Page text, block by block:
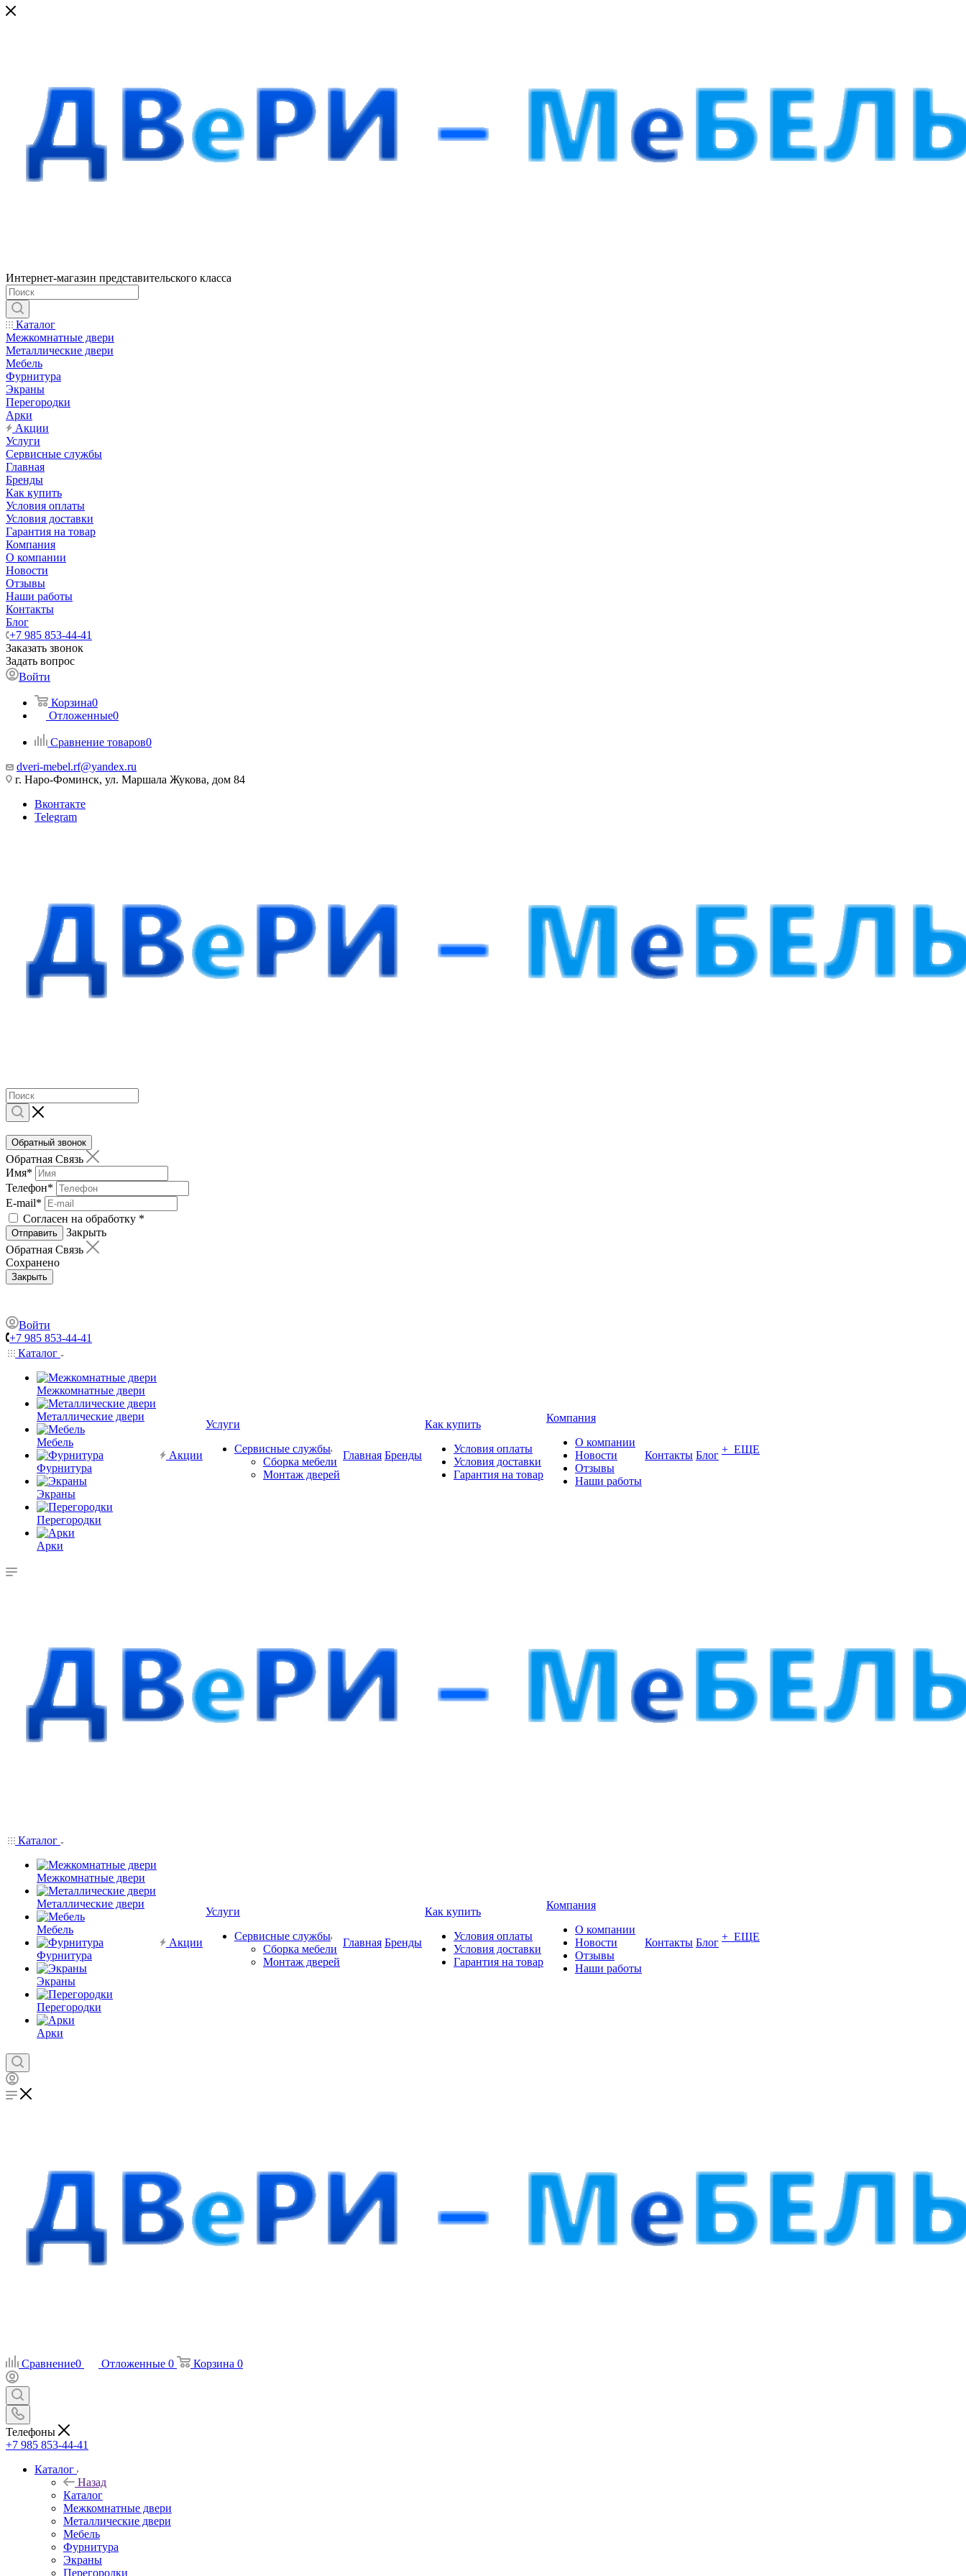
Интернет-магазин представительского класса
Каталог
Межкомнатные двери
Металлические двери
Мебель
Фурнитура
Экраны
Перегородки
Арки
Акции
Услуги
Сервисные службы
Главная
Бренды
Как купить
Условия оплаты
Условия доставки
Гарантия на товар
Компания
О компании
Новости
Отзывы
Наши работы
Контакты
Блог
+7 985 853-44-41
Заказать звонок
Задать вопрос
Войти
Корзина0
Отложенные0
Сравнение товаров0
dveri-mebel.rf@yandex.ru
г. Наро-Фоминск, ул. Маршала Жукова, дом 84
Вконтакте
Telegram
Обратный звонок
Обратная Связь
Имя*
Телефон*
E-mail*
Согласен на обработку *
Отправить
Закрыть
Обратная Связь
Сохранено
Закрыть
Войти
+7 985 853-44-41
Каталог
Межкомнатные двери
Металлические двери
Мебель
Фурнитура
Экраны
Перегородки
Арки
Акции
Услуги
Сервисные службы
Сборка мебели
Монтаж дверей
Главная Бренды
Как купить
Условия оплаты
Условия доставки
Гарантия на товар
Компания
О компании
Новости
Отзывы
Наши работы
Контакты Блог + ЕЩЕ
Каталог
Межкомнатные двери
Металлические двери
Мебель
Фурнитура
Экраны
Перегородки
Арки
Акции
Услуги
Сервисные службы
Сборка мебели
Монтаж дверей
Главная Бренды
Как купить
Условия оплаты
Условия доставки
Гарантия на товар
Компания
О компании
Новости
Отзывы
Наши работы
Контакты Блог + ЕЩЕ
Сравнение0 Отложенные 0 Корзина 0
Телефоны
+7 985 853-44-41
Каталог
Назад
Каталог
Межкомнатные двери
Металлические двери
Мебель
Фурнитура
Экраны
Перегородки